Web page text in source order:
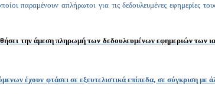
παραμένουν απλήρωτοι για τις δεδουλευμένες εφημερίες
την άμεση πληρωμή των δεδουλευμένων εφημεριών των
έχουν φτάσει σε εξευτελιστικά επίπεδα, σε σύγκριση